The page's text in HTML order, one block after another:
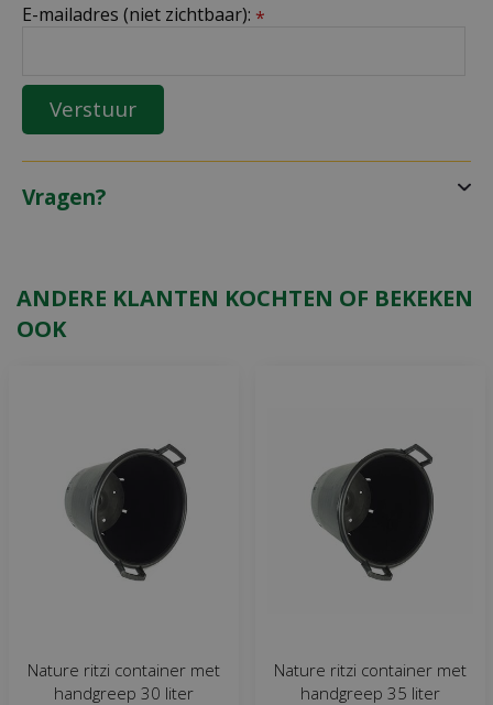
E-mailadres (niet zichtbaar): *
Vragen?
ANDERE KLANTEN KOCHTEN OF BEKEKEN
OOK
Nature ritzi container met
handgreep 30 liter
Nature ritzi container met
handgreep 35 liter